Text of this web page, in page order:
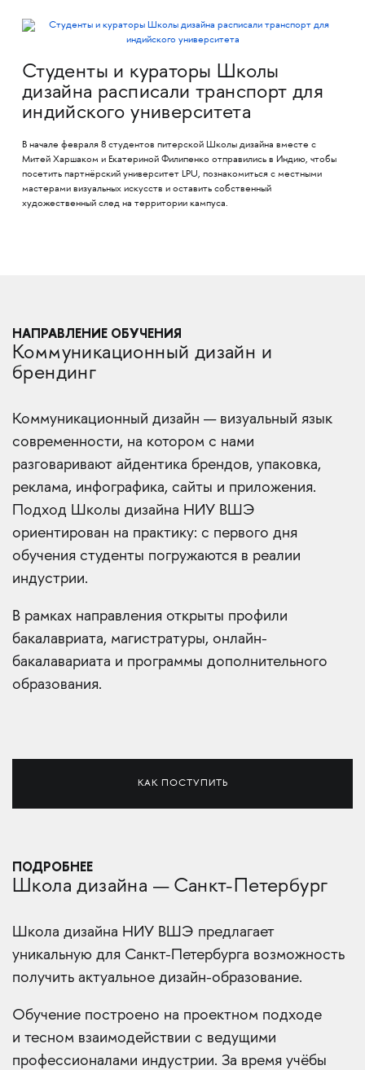
Студенты и кураторы Школы
дизайна расписали транспорт для
индийского университета
В начале февраля 8 студентов питерской Школы дизайна вместе с
Митей Харшаком и Екатериной Филипенко отправились в Индию, чтобы
посетить партнёрский университет LPU, познакомиться с местными
мастерами визуальных искусств и оставить собственный
художественный след на территории кампуса.
НАПРАВЛЕНИЕ ОБУЧЕНИЯ
Коммуникационный дизайн и
брендинг
Коммуникационный дизайн — визуальный язык
современности, на котором с нами
разговаривают айдентика брендов, упаковка,
реклама, инфографика, сайты и приложения.
Подход Школы дизайна НИУ ВШЭ
ориентирован на практику: с первого дня
обучения студенты погружаются в реалии
индустрии.
В рамках направления открыты профили
бакалавриата, магистратуры, онлайн-
бакалавариата и программы дополнительного
образования.
КАК ПОСТУПИТЬ
ПОДРОБНЕЕ
Школа дизайна — Санкт-Петербург
Школа дизайна НИУ ВШЭ предлагает
уникальную для Санкт-Петербурга возможность
получить актуальное дизайн-образование.
Обучение построено на проектном подходе
и тесном взаимодействии с ведущими
профессионалами индустрии. За время учёбы